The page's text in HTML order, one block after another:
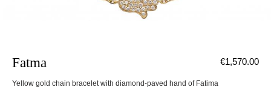
Fatma
Yellow gold chain bracelet with diamond-paved hand of Fatima
€1,570.00